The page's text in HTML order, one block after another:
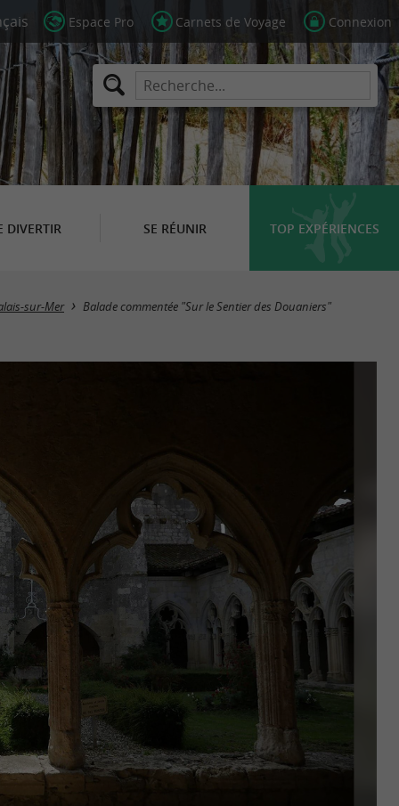
Espace Pro Carnets de Voyage Connexion
DIVERTIR SE RÉUNIR TOP EXPÉRIENCES
sur-Mer Balade commentée "Sur le Sentier des Douaniers"